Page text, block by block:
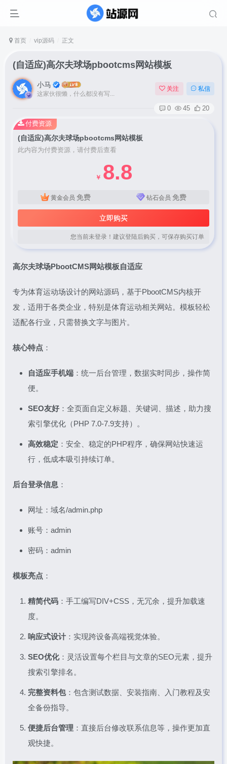
首页 vip源码 正文
(自适应)高尔夫球场pbootcms网站模板
小马
这家伙很懒，什么都没有写...
关注 私信
0 45 20
(自适应)高尔夫球场pbootcms网站模板
此内容为付费资源，请付费后查看
￥ 8.8
黄金会员 免费 钻石会员 免费
立即购买
您当前未登录！建议登陆后购买，可保存购买订单
付费资源
高尔夫球场PbootCMS网站模板自适应
专为体育运动场设计的网站源码，基于PbootCMS内核开
发，适用于各类企业，特别是体育运动相关网站。模板轻松
适配各行业，只需替换文字与图片。
核心特点 ：
自适应手机端 ：统一后台管理，数据实时同步，操作简
便。
SEO友好：全页面自定义标题、关键词、描述，助力搜
索引擎优化（PHP 7.0-7.9支持）。
高效稳定 ：安全、稳定的PHP程序，确保网站快速运
行，低成本吸引持续订单。
后台登录信息 ：
网址：域名/admin.php
账号：admin
密码：admin
模板亮点 ：
精简代码 ：手工编写DIV+CSS，无冗余，提升加载速
度。
响应式设计 ：实现跨设备高端视觉体验。
SEO优化：灵活设置每个栏目与文章的SEO元素，提升
搜索引擎排名。
完整资料包：包含测试数据、安装指南、入门教程及安
全备份指导。
便捷后台管理 ：直接后台修改联系信息等，操作更加直
观快捷。